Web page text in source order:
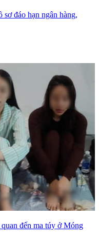
đáo hạn ngân hàng,
đến ma túy ở Móng